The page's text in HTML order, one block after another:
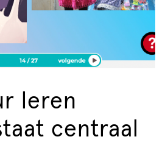
leren
centraal